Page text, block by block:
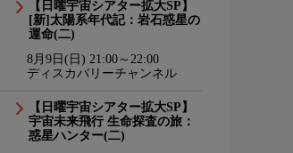
【日曜宇宙シアター拡大SP】
[新]太陽系年代記：岩石惑星の
運命(二)
8月9日(日) 21:00～22:00
ディスカバリーチャンネル
【日曜宇宙シアター拡大SP】
宇宙未来飛行 生命探査の旅：
惑星ハンター(二)